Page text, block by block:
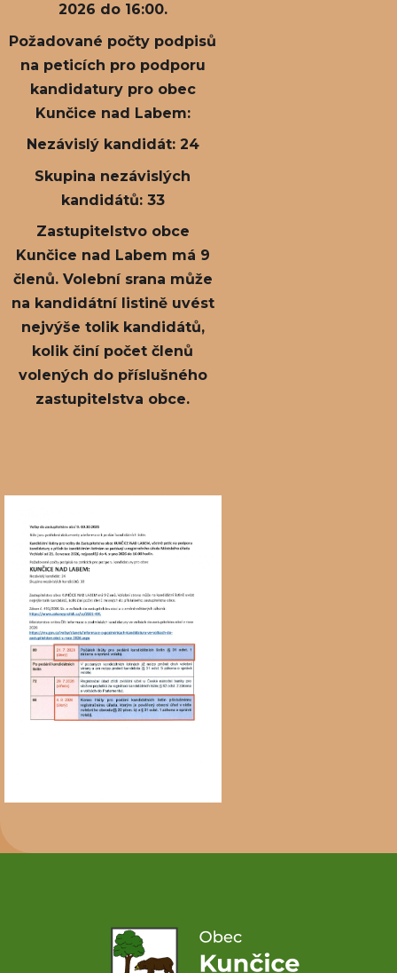
2026 do 16:00.
Požadované počty podpisů
na peticích pro podporu
kandidatury pro obec
Kunčice nad Labem:
Nezávislý kandidát: 24
Skupina nezávislých
kandidátů: 33
Zastupitelstvo obce
Kunčice nad Labem má 9
členů. Volební srana může
na kandidátní listině uvést
nejvýše tolik kandidátů,
kolik činí počet členů
volených do příslušného
zastupitelstva obce.